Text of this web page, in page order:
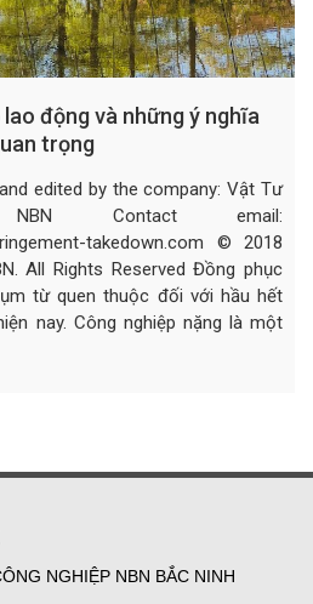
động và những ý nghĩa
trọng
edited by the company: Vật Tư
Contact email:
takedown.com © 2018
All Rights Reserved Đồng phục
từ quen thuộc đối với hầu hết
nay. Công nghiệp nặng là một
NGHIỆP NBN BẮC NINH